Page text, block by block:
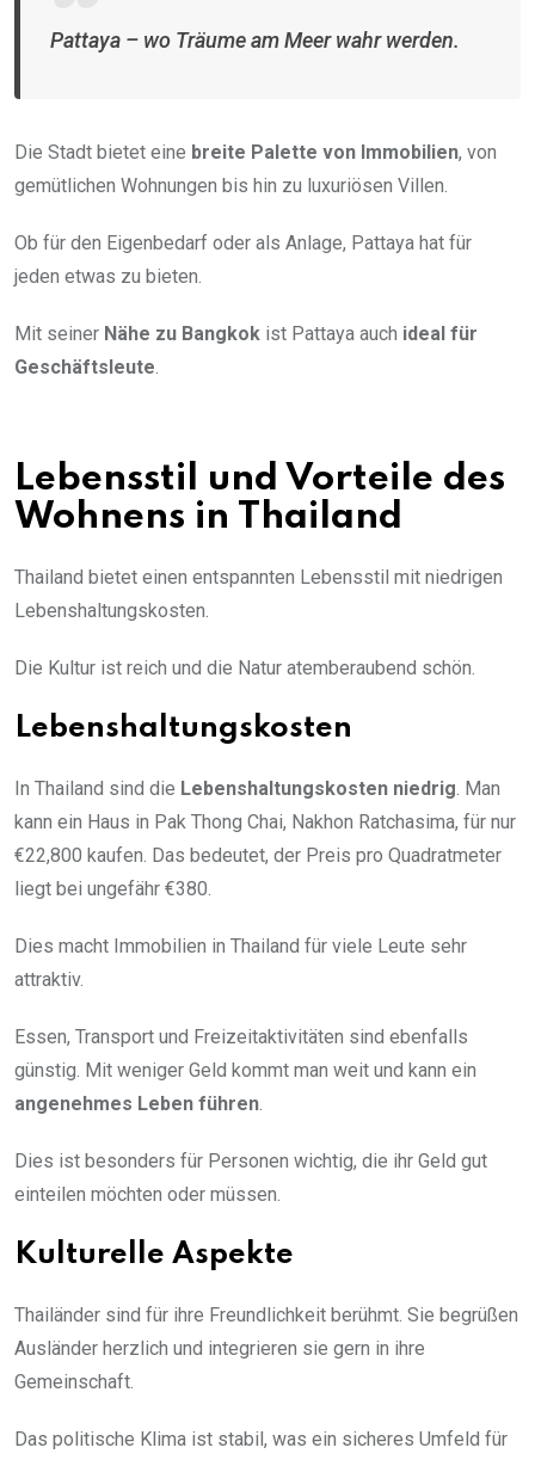
Pattaya – wo Träume am Meer wahr werden.
Die Stadt bietet eine breite Palette von Immobilien, von
gemütlichen Wohnungen bis hin zu luxuriösen Villen.
Ob für den Eigenbedarf oder als Anlage, Pattaya hat für
jeden etwas zu bieten.
Mit seiner Nähe zu Bangkok ist Pattaya auch ideal für
Geschäftsleute.
Lebensstil und Vorteile des
Wohnens in Thailand
Thailand bietet einen entspannten Lebensstil mit niedrigen
Lebenshaltungskosten.
Die Kultur ist reich und die Natur atemberaubend schön.
Lebenshaltungskosten
In Thailand sind die Lebenshaltungskosten niedrig. Man
kann ein Haus in Pak Thong Chai, Nakhon Ratchasima, für nur
€22,800 kaufen. Das bedeutet, der Preis pro Quadratmeter
liegt bei ungefähr €380.
Dies macht Immobilien in Thailand für viele Leute sehr
attraktiv.
Essen, Transport und Freizeitaktivitäten sind ebenfalls
günstig. Mit weniger Geld kommt man weit und kann ein
angenehmes Leben führen.
Dies ist besonders für Personen wichtig, die ihr Geld gut
einteilen möchten oder müssen.
Kulturelle Aspekte
Thailänder sind für ihre Freundlichkeit berühmt. Sie begrüßen
Ausländer herzlich und integrieren sie gern in ihre
Gemeinschaft.
Das politische Klima ist stabil, was ein sicheres Umfeld für